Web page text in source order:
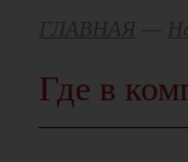
Где в